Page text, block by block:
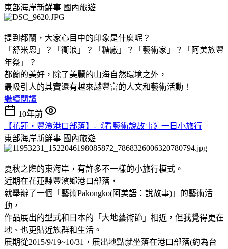
東部海岸新鮮事 國內旅遊
提到都蘭，大家心目中的印象是什麼呢？
「舒米恩」？「衝浪」？「糖廠」？「藝術家」？「阿美族豐
年祭」？
都蘭的美好，除了美麗的山海自然環境之外，
最吸引人的其實還有越來越豐富的人文和藝術活動！
繼續閱讀
10年前
【花蓮‧豐濱港口部落】-《看藝術說故事》一日小旅行
東部海岸新鮮事 國內旅遊
夏秋之際的東海岸，有許多不一樣的小旅行模式。
近期在花蓮縣豐濱鄉港口部落，
就舉辦了一個「藝術Pakongko(阿美語：說故事)」的藝術活
動，
作品展出的型式和日本的「大地藝術節」相近，但我覺得更在
地、也更貼近族群和生活。
展期從2015/9/19~10/31，展出地點就坐落在港口部落(約為台